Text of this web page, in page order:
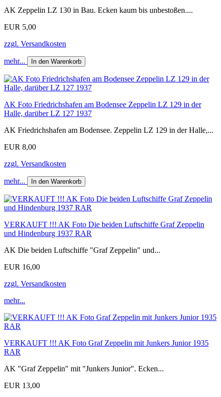
AK Zeppelin LZ 130 in Bau. Ecken kaum bis unbestoßen....
EUR 5,00
zzgl. Versandkosten
mehr... In den Warenkorb
AK Foto Friedrichshafen am Bodensee Zeppelin LZ 129 in der
Halle, darüber LZ 127 1937
AK Friedrichshafen am Bodensee. Zeppelin LZ 129 in der Halle,...
EUR 8,00
zzgl. Versandkosten
mehr... In den Warenkorb
VERKAUFT !!! AK Foto Die beiden Luftschiffe Graf Zeppelin
und Hindenburg 1937 RAR
AK Die beiden Luftschiffe "Graf Zeppelin" und...
EUR 16,00
zzgl. Versandkosten
mehr...
VERKAUFT !!! AK Foto Graf Zeppelin mit Junkers Junior 1935
RAR
AK "Graf Zeppelin" mit "Junkers Junior". Ecken...
EUR 13,00